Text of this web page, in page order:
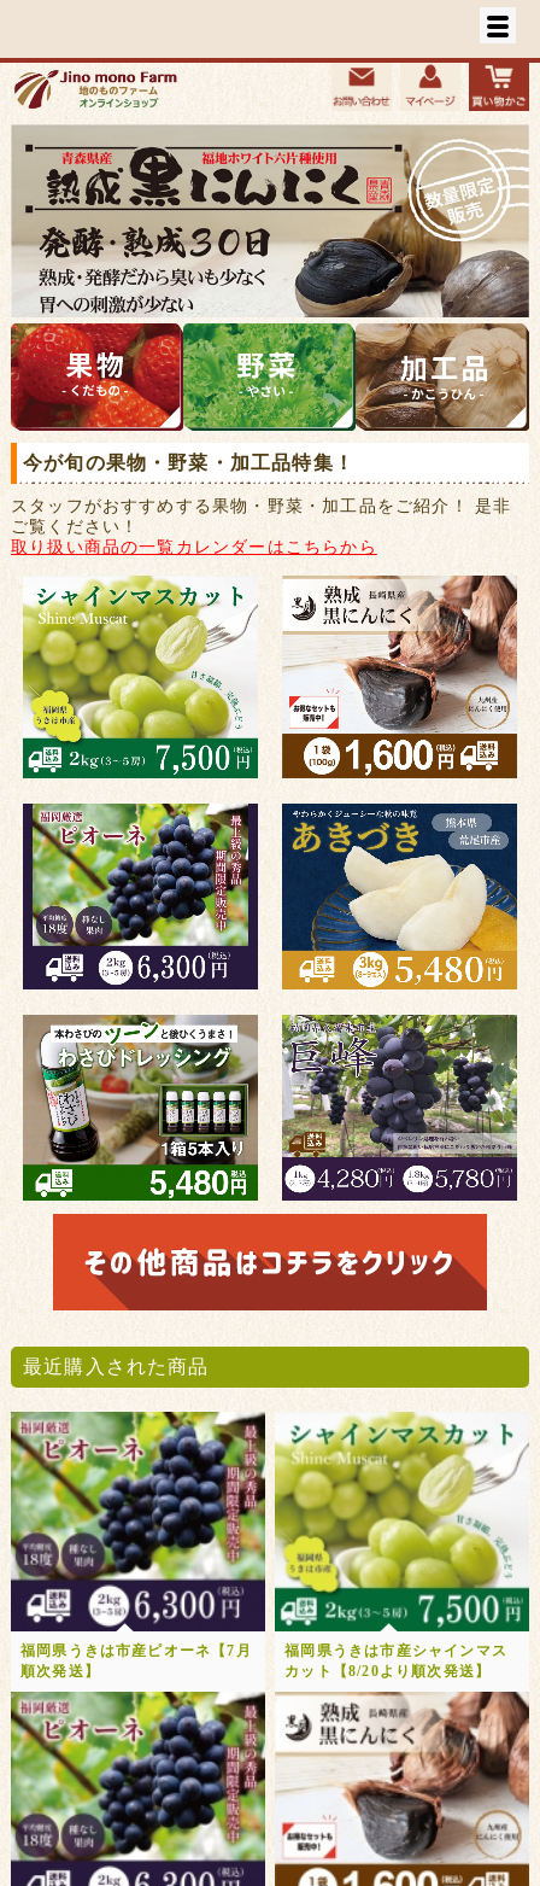
今が旬の果物・野菜・加工品特集！
スタッフがおすすめする果物・野菜・加工品をご紹介！ 是非
ご覧ください！
取り扱い商品の一覧カレンダーはこちらから
最近購入された商品
福岡県うきは市産ピオーネ【7月
順次発送】
福岡県うきは市産シャインマス
カット【8/20より順次発送】